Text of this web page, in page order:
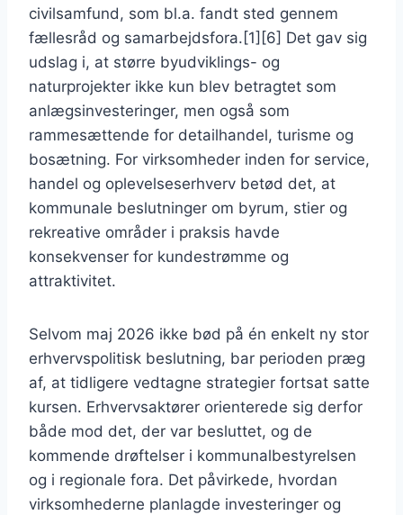
civilsamfund, som bl.a. fandt sted gennem
fællesråd og samarbejdsfora.[1][6] Det gav sig
udslag i, at større byudviklings- og
naturprojekter ikke kun blev betragtet som
anlægsinvesteringer, men også som
rammesættende for detailhandel, turisme og
bosætning. For virksomheder inden for service,
handel og oplevelseserhverv betød det, at
kommunale beslutninger om byrum, stier og
rekreative områder i praksis havde
konsekvenser for kundestrømme og
attraktivitet.
Selvom maj 2026 ikke bød på én enkelt ny stor
erhvervspolitisk beslutning, bar perioden præg
af, at tidligere vedtagne strategier fortsat satte
kursen. Erhvervsaktører orienterede sig derfor
både mod det, der var besluttet, og de
kommende drøftelser i kommunalbestyrelsen
og i regionale fora. Det påvirkede, hvordan
virksomhederne planlagde investeringer og